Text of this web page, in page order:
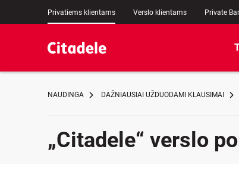
Privatiems klientams Verslo klientams Private
NAUDINGA DAŽNIAUSIAI UŽDUODAMI KLAUSIMAI
„Citadele“ verslo